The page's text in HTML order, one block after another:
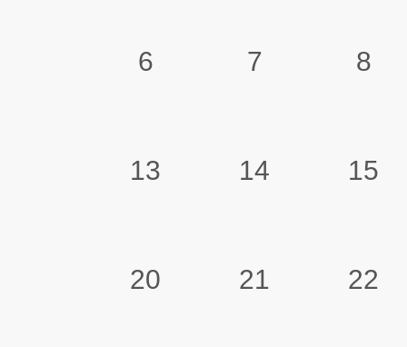
6 7 8
13 14 15
20 21 22